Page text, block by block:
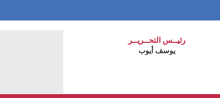
رئيــس التحــريــر
يوسف أيوب